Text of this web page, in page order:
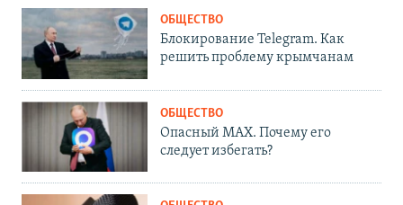
ОБЩЕСТВО
Блокирование Telegram. Как
решить проблему крымчанам
ОБЩЕСТВО
Опасный MAX. Почему его
следует избегать?